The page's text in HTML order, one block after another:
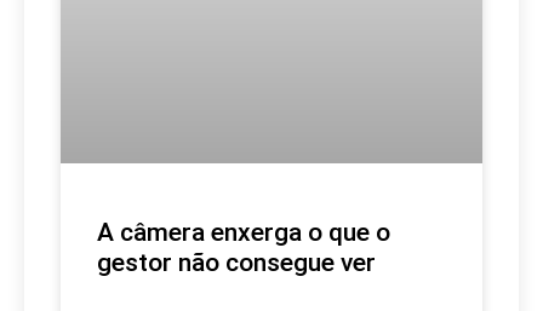
A câmera enxerga o que o
gestor não consegue ver